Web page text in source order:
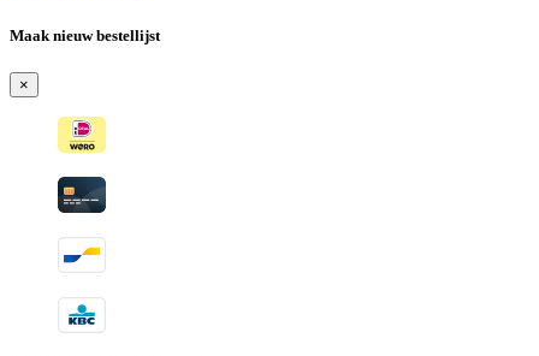
Maak nieuw bestellijst
×